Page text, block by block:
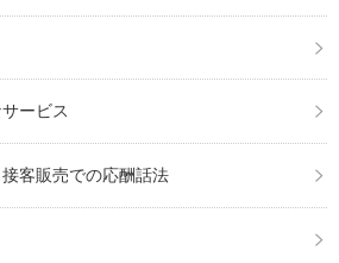
ービス
客販売での応酬話法